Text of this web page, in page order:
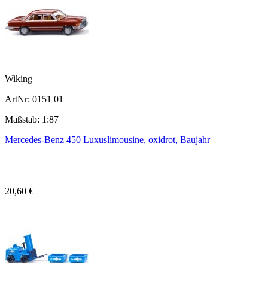
Wiking
ArtNr: 0151 01
Maßstab: 1:87
Mercedes-Benz 450 Luxuslimousine, oxidrot, Baujahr
20,60 €